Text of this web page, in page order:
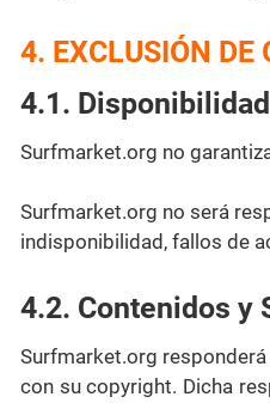
4. EXCLUSIÓN
4.1.
Surfmarket.org no
Surfmarket.org no será
indisponibilidad, fallos de
4.2. Contenidos y
Surfmarket.org
con su copyright. Dicha